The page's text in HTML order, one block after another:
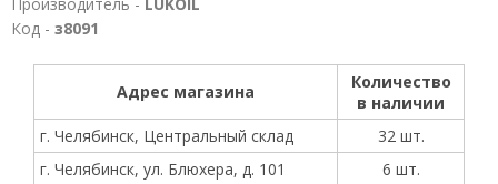
Код - з8091
Адрес магазина
Количество
в наличии
г. Челябинск, Центральный склад
32 шт.
г. Челябинск, ул. Блюхера, д. 101
6 шт.